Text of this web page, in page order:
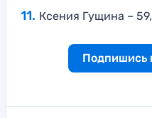
Ксения Гущина –
Подпишись